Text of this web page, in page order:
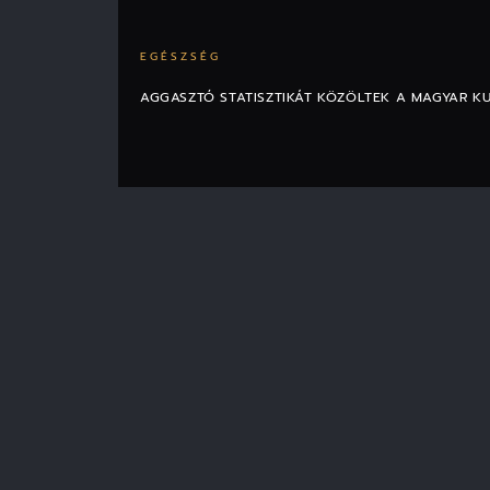
EGÉSZSÉG
AGGASZTÓ STATISZTIKÁT KÖZÖLTEK A MAGYAR